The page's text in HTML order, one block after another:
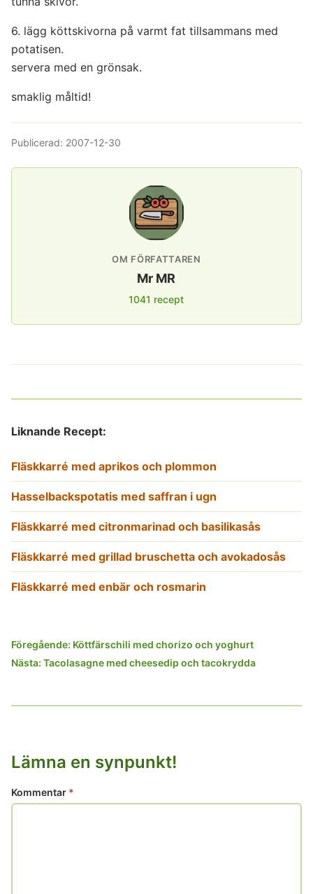
6. lägg köttskivorna på varmt fat tillsammans med
potatisen.
servera med en grönsak.
smaklig måltid!
Publicerad: 2007-12-30
OM FÖRFATTAREN
Mr MR
1041 recept
Liknande Recept:
Fläskkarré med aprikos och plommon
Hasselbackspotatis med saffran i ugn
Fläskkarré med citronmarinad och basilikasås
Fläskkarré med grillad bruschetta och avokadosås
Fläskkarré med enbär och rosmarin
Inläggsnavigering
Föregående: Köttfärschili med chorizo och yoghurt
Nästa: Tacolasagne med cheesedip och tacokrydda
Lämna en synpunkt!
Kommentar *